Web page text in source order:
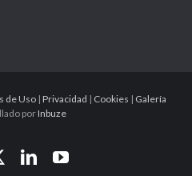
de Uso| Privacidad | Cookies | Galería
porInbuze
LinkedInYouTube